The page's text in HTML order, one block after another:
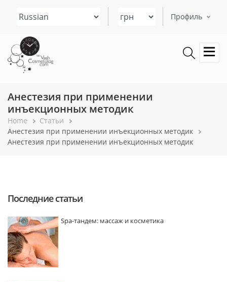
содержанию
Профиль
Анестезия при применении
инъекционных методик
Строка
навигации
Home
Статьи
Анестезия при применении инъекционных методик
Анестезия при применении инъекционных методик
Последние статьи
Spa-тандем: массаж и косметика